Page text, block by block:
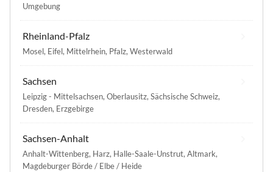
Umgebung
Rheinland-Pfalz
Mosel, Eifel, Mittelrhein, Pfalz, Westerwald
Sachsen
Leipzig - Mittelsachsen, Oberlausitz, Sächsische Schweiz,
Dresden, Erzgebirge
Sachsen-Anhalt
Anhalt-Wittenberg, Harz, Halle-Saale-Unstrut, Altmark,
Magdeburger Börde / Elbe / Heide